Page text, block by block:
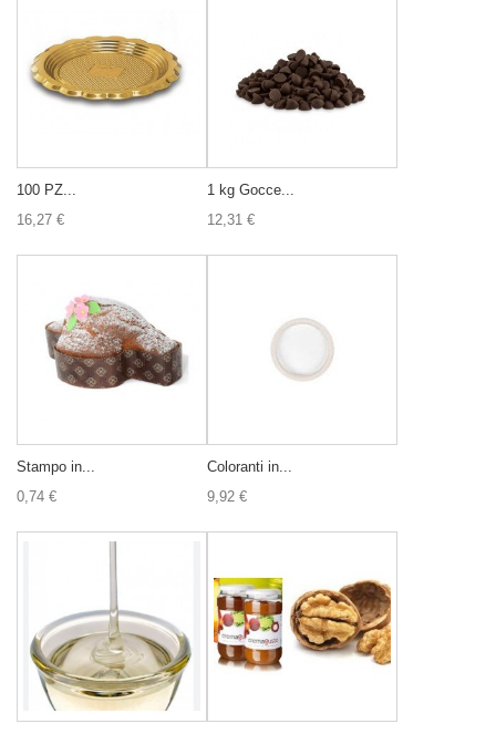
100 PZ...
16,27 €
1 kg Gocce...
12,31 €
Stampo in...
0,74 €
Coloranti in...
9,92 €